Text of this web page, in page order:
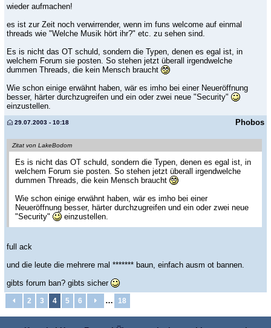
wieder aufmachen!
es ist zur Zeit noch verwirrender, wenn im funs welcome auf einmal
threads wie "Welche Musik hört ihr?" etc. zu sehen sind.
Es is nicht das OT schuld, sondern die Typen, denen es egal ist, in
welchem Forum sie posten. So stehen jetzt überall irgendwelche
dummen Threads, die kein Mensch braucht
Wie schon einige erwähnt haben, wär es imho bei einer Neueröffnung
besser, härter durchzugreifen und ein oder zwei neue "Security"
einzustellen.
Phobos
29.07.2003 - 10:18
Zitat von LakeBodom
Es is nicht das OT schuld, sondern die Typen, denen es egal ist, in
welchem Forum sie posten. So stehen jetzt überall irgendwelche
dummen Threads, die kein Mensch braucht
Wie schon einige erwähnt haben, wär es imho bei einer
Neueröffnung besser, härter durchzugreifen und ein oder zwei neue
"Security"
einzustellen.
full ack
und die leute die mehrere mal ******* baun, einfach ausm ot bannen.
gibts forum ban? gibts sicher
2 3 4 5 6 … 18